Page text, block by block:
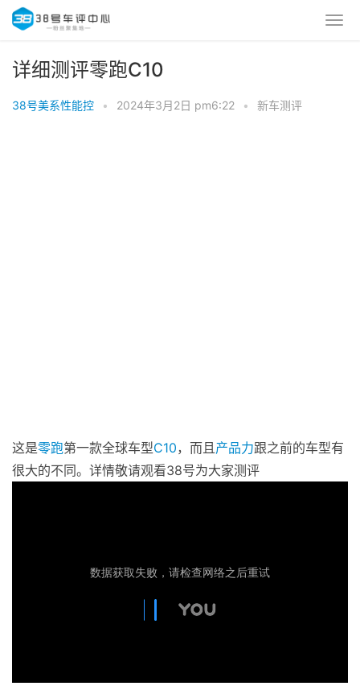
详细测评零跑C10
38号美系性能控 • 2024年3月2日 pm6:22 • 新车测评
这是零跑第一款全球车型C10，而且产品力跟之前的车型有
很大的不同。详情敬请观看38号为大家测评